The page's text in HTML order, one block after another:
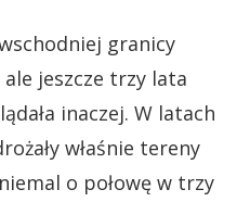
granicy
jeszcze trzy lata
inaczej. W latach
właśnie tereny
o połowę w trzy